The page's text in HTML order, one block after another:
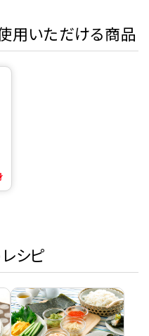
用いただける商品
シピ